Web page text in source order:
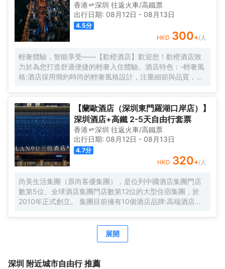
香港 深圳 往返火車/高鐵票
出行日期: 08月12日 - 08月13日
4.5分
HKD 300+/人
輕奢體驗，智能享受——【歡橙酒店】歡迎您！歡橙酒店致
力於為您打造舒適便捷的輕奢入住體驗。酒店特色：-輕奢風
格:酒店採用簡約時尚的輕奢風格設計，注重細節與品質，為
技帶來的便捷。-舒適享受:24小時熱水即開即熱，無需等
待，為您洗去一身疲憊。-影音娛樂:部分房間配備高清投影
儀，打造私人影院，享受震撼視聽盛宴。-貼心服務:酒店設有
洗衣房，並提供烘乾服務，解決您的洗衣煩惱，讓旅途更加
輕鬆自在。歡橙酒店是您商務出行、休閒度假的理想之選。
期待您的光臨！温馨提示，圖片僅供參考，無法涵蓋所有房
型，詳細的實物照片請諮詢酒店。
【蘭歐酒店（深圳東門羅湖口岸店）】
深圳酒店+高鐵 2-5天自由行套票
香港 深圳 往返火車/高鐵票
出行日期: 08月12日 - 08月13日
4.7分
HKD 320+/人
尚美生活集團（原尚客優集團），是位列中國酒店集團門店
數第5位、全球酒店集團門店數第12位的大型住宿集團，於
2010年正式創立。 集團目前擁有10個酒店品牌:高端酒店品
牌花美時、公寓品牌LIPPO公社。尚美生活旗下酒店超過
3500家（含在營店和籌建店），現已覆蓋全國31個省293座
團，尚美生活憑藉創新的商業模式、強大的品牌優勢和專業
展開
深圳 附近城市自由行 推薦